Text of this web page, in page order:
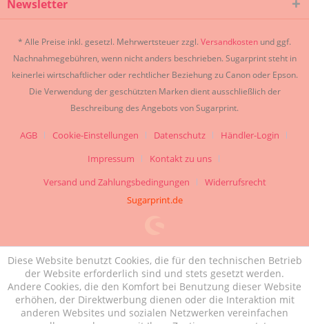
Newsletter
* Alle Preise inkl. gesetzl. Mehrwertsteuer zzgl. Versandkosten und ggf.
Nachnahmegebühren, wenn nicht anders beschrieben. Sugarprint steht in
keinerlei wirtschaftlicher oder rechtlicher Beziehung zu Canon oder Epson.
Die Verwendung der geschützten Marken dient ausschließlich der
Beschreibung des Angebots von Sugarprint.
AGB Cookie-Einstellungen Datenschutz
Händler-Login
Impressum
Kontakt zu uns
Versand und Zahlungsbedingungen
Widerrufsrecht
Sugarprint.de
Diese Website benutzt Cookies, die für den technischen Betrieb
der Website erforderlich sind und stets gesetzt werden.
Andere Cookies, die den Komfort bei Benutzung dieser Website
erhöhen, der Direktwerbung dienen oder die Interaktion mit
anderen Websites und sozialen Netzwerken vereinfachen